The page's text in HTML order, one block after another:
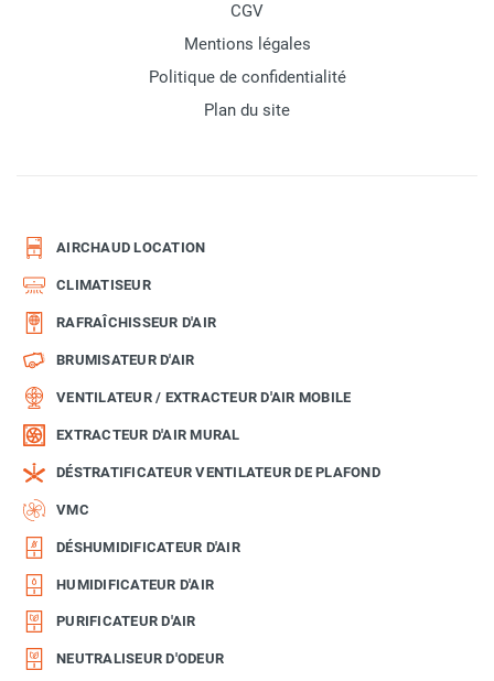
CGV
Mentions légales
Politique de confidentialité
Plan du site
AIRCHAUD LOCATION
CLIMATISEUR
RAFRAÎCHISSEUR D'AIR
BRUMISATEUR D'AIR
VENTILATEUR / EXTRACTEUR D'AIR MOBILE
EXTRACTEUR D'AIR MURAL
DÉSTRATIFICATEUR VENTILATEUR DE PLAFOND
VMC
DÉSHUMIDIFICATEUR D'AIR
HUMIDIFICATEUR D'AIR
PURIFICATEUR D'AIR
NEUTRALISEUR D'ODEUR